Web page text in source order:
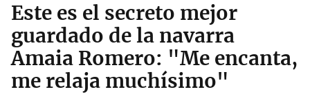
Este es el secreto mejor
guardado de la navarra
Amaia Romero: "Me encanta,
me relaja muchísimo"